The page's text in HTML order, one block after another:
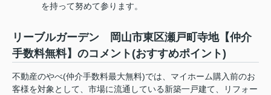
を持って努めて参ります。
リーブルガーデン 岡山市東区瀬戸町寺地【仲介
手数料無料】のコメント(おすすめポイント)
不動産のやべ(仲介手数料最大無料)では、マイホーム購入前のお
客様を対象として、市場に流通している新築一戸建て、リフォー